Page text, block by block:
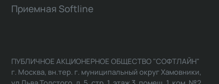
Приемная Softline
ПУБЛИЧНОЕ АКЦИОНЕРНОЕ ОБЩЕСТВО "СОФТЛАЙН"
г. Москва, вн.тер. г. муниципальный округ Хамовники,